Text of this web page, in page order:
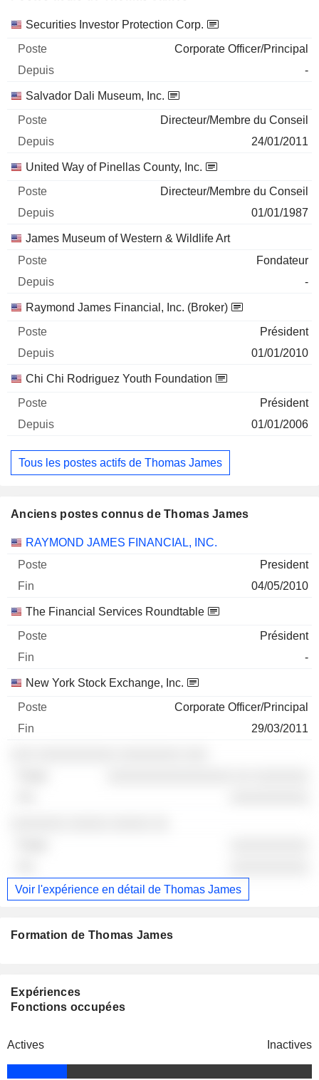
Sociétés Poste Début
Securities Investor Protection Corp.
Corporate Officer/Principal
-
Salvador Dali Museum, Inc.
Directeur/Membre du Conseil
24/01/2011
United Way of Pinellas County, Inc.
Directeur/Membre du Conseil
01/01/1987
James Museum of Western & Wildlife Art
Fondateur
-
Raymond James Financial, Inc. (Broker)
Président
01/01/2010
Chi Chi Rodriguez Youth Foundation
Président
01/01/2006
Tous les postes actifs de Thomas James
Anciens postes connus de Thomas James
Sociétés Poste Fin
RAYMOND JAMES FINANCIAL, INC.
President
04/05/2010
The Financial Services Roundtable
Président
-
New York Stock Exchange, Inc.
Corporate Officer/Principal
29/03/2011
Voir l'expérience en détail de Thomas James
Formation de Thomas James
Expériences
Fonctions occupées
Actives Inactives